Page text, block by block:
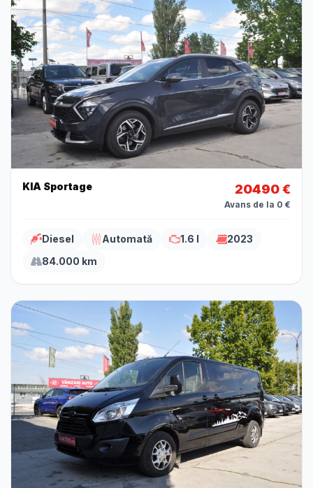
KIA Sportage 20490 €
Avans de la 0 €
Diesel Automată 1.6 l
2023
84.000 km